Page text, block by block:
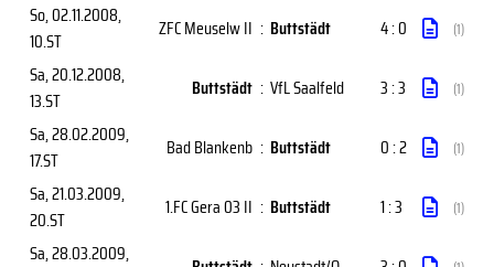
So, 02.11.2008,
10.ST
ZFC Meuselw II : Buttstädt 4 : 0 (1)
Sa, 20.12.2008,
13.ST
Buttstädt : VfL Saalfeld 3 : 3 (1)
Sa, 28.02.2009,
17.ST
Bad Blankenb : Buttstädt 0 : 2 (1)
Sa, 21.03.2009,
20.ST
1.FC Gera 03 II : Buttstädt 1 : 3 (1)
Sa, 28.03.2009,